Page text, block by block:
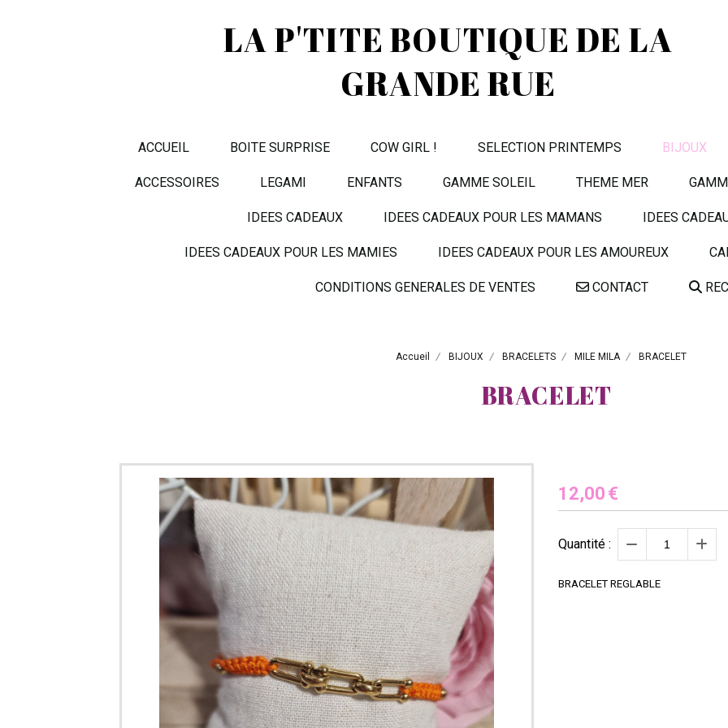
LA P'TITE BOUTIQUE DE LA
GRANDE RUE
ACCUEIL BOITE SURPRISE COW GIRL ! SELECTION PRINTEMPS BIJOUX
ACCESSOIRES LEGAMI ENFANTS GAMME SOLEIL THEME MER
IDEES CADEAUX IDEES CADEAUX POUR LES MAMANS IDEES
IDEES CADEAUX POUR LES MAMIES IDEES CADEAUX POUR LES AMOUREUX
CONDITIONS GENERALES DE VENTES CONTACT
Accueil BIJOUX BRACELETS MILE MILA BRACELET
BRACELET
12,00 €
Quantité :
BRACELET REGLABLE